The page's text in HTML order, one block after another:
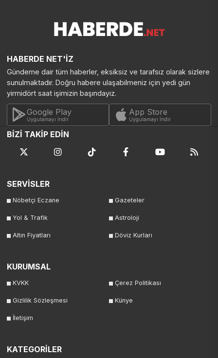
HABERDE NET'İZ
Gündeme dair tüm haberler, eksiksiz ve tarafsız olarak sizlere
sunulmaktadır. Doğru habere ulaşabilmeniz için yedi gün
yirmidört saat işimizin başındayız.
Google Play
Uygulamayı İndir
App Store
Uygulamayı İndir
BİZİ TAKİP EDİN
SERVİSLER
Nöbetçi Eczane Gazeteler
Yol & Trafik Astroloji
Altın Fiyatları Döviz Kurları
KURUMSAL
KVKK Çerez Politikası
Gizlilik Sözleşmesi Künye
İletişim
KATEGORİLER